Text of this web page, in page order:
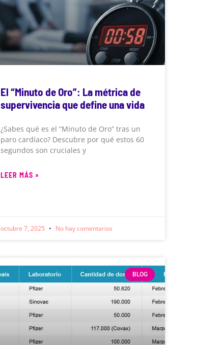
El “Minuto de Oro”: La métrica de
supervivencia que define una vida
¿Sabes qué es el “Minuto de Oro” tras un
paro cardíaco? Descubre por qué estos 60
segundos son cruciales y
LEER MÁS »
octubre 7, 2025 No hay comentarios
BLOG